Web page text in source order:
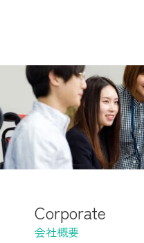
Corporate
会社概要